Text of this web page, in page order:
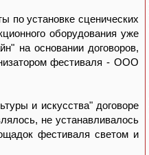
по установке сценических
оборудования уже
на основании договоров,
фестиваля - ООО
и искусства" договоре
не устанавливалось
фестиваля светом и